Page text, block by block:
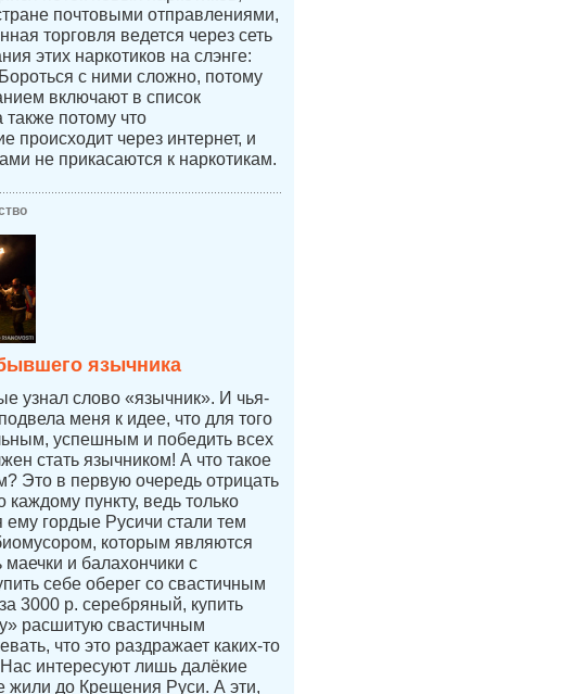
почтовыми отправлениями,
торговля ведется через сеть
этих наркотиков на слэнге:
с ними сложно, потому
включают в список
потому что
происходит через интернет, и
не прикасаются к наркотикам.
язычника
узнал слово «язычник». И чья-
меня к идее, что для того
успешным и победить всех
стать язычником! А что такое
Это в первую очередь отрицать
каждому пункту, ведь только
ему гордые Русичи стали тем
которым являются
маечки и балахончики с
себе оберег со свастичным
3000 р. серебряный, купить
расшитую свастичным
что это раздражает каких-то
интересуют лишь далёкие
жили до Крещения Руси. А эти,